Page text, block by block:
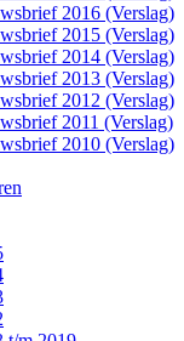
2016 (Verslag)
2015 (Verslag)
2014 (Verslag)
2013 (Verslag)
2012 (Verslag)
2011 (Verslag)
2010 (Verslag)